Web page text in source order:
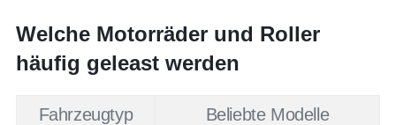
Welche Motorräder und Roller
häufig geleast werden
Fahrzeugtyp Beliebte Modelle